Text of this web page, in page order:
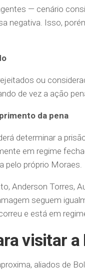
— cenário
negativa. Isso,
ou
de vez a ação
da pena
determinar a
em regime
pelo próprio Moraes.
Anderson Torres,
seguem
e está em
visitar a
aliados de